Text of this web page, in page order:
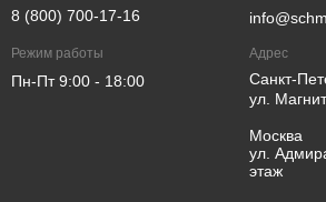
8 (800) 700-17-16
Режим работы
Пн-Пт 9:00 - 18:00
Адрес
Санкт-
ул.
Москва
ул.
этаж